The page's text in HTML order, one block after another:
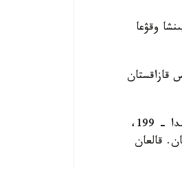
وقۋعا
- 303. شىمكەنت قالاسىنىڭ اكىمدىگى 285، شىعىس قازاقستان
باتىس قازاقستان وبلىسىندا – 211، اباي جانە تۇركىستان وبلىستارىندا – 200 دەن، اقمولا وبلىسىندا – 199،
163 گرانت قاراستىرىلعان. قالعان